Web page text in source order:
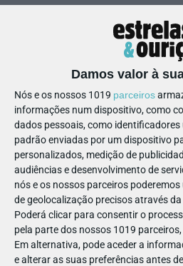
Damos valor à
Nós e os nossos 1019 parceiros
informações num dispositivo, como
dados pessoais, como
padrão enviadas por um dispositivo
personalizados, medição de
audiências e desenvolvimento de
nós e os nossos parceiros
de geolocalização precisos através
Poderá clicar para consentir o
pela parte dos nossos 1019
Em alternativa, pode aceder a
e alterar as suas preferências antes
“O comportamento do brincar é
nas primeiras idades. É o
desenvolvimento motor,
através do brincar que as crianças
brincar nesta perspetiva em que
brincar é uma forma de
Internacional dos Direitos da
Assista à intervenção do
acima.